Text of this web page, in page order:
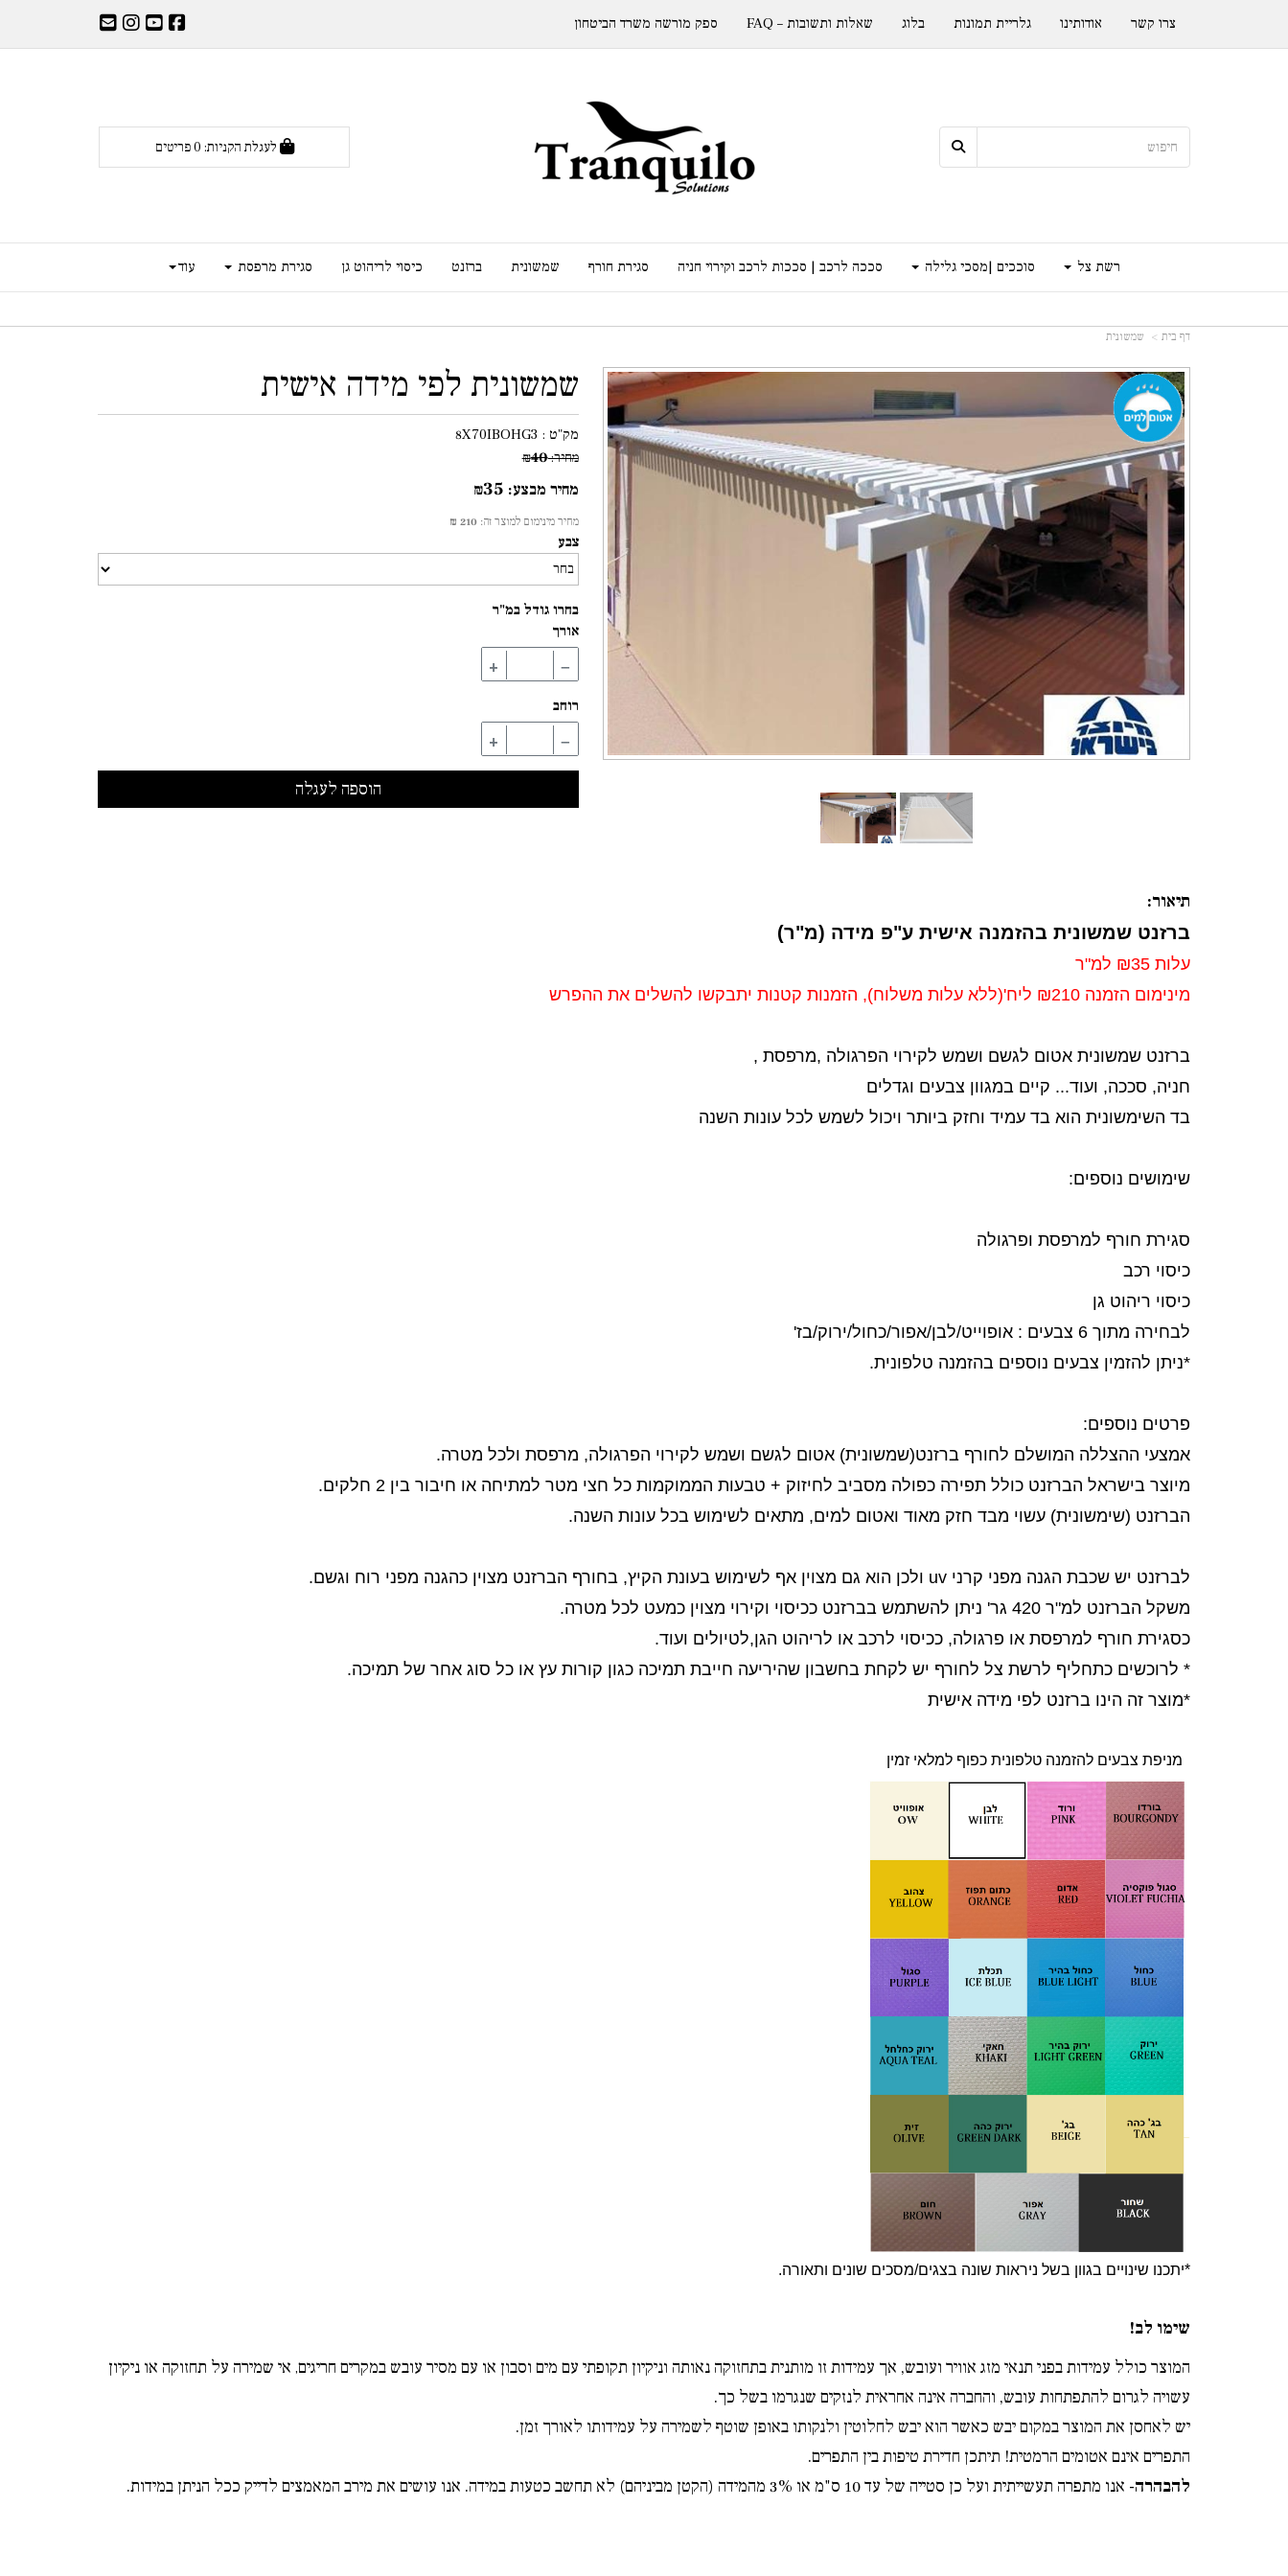
0פריטים
רשת צל סוככים |מסכי גלילה סככה לרכב | סככות לרכב וקירוי חניה סגירת חורף שמשונית ברזנט כיסוי לריהוט גן סגירת מרפסת עוד
צרו קשר אודותינו גלריית תמונות בלוג שאלות ותשובות – FAQ ספק מורשה משרד הביטחון
דף בית שמשונית
שמשונית לפי מידה אישית
מק"ט : 8X70IBOHG3
מחיר: ₪40
מחיר מבצע: ₪35
מחיר מינימום למוצר זה:210 ₪
צבע
בחרו גודל במ"ר
אורך
−
+
רוחב
−
+
תיאור:
ברזנט שמשונית בהזמנה אישית ע"פ מידה (מ"ר)
עלות ₪35 למ"ר
מינימום הזמנה ₪210 ליח'(ללא עלות משלוח), הזמנות קטנות יתבקשו להשלים את ההפרש
ברזנט שמשונית אטום לגשם ושמש לקירוי הפרגולה ,מרפסת ,
חניה, סככה, ועוד... קיים במגוון צבעים וגדלים
בד השימשונית הוא בד עמיד וחזק ביותר ויכול לשמש לכל עונות השנה
שימושים נוספים:
סגירת חורף למרפסת ופרגולה
כיסוי רכב
כיסוי ריהוט גן
לבחירה מתוך 6 צבעים : אופוייט/לבן/אפור/כחול/ירוק/בז'
*ניתן להזמין צבעים נוספים בהזמנה טלפונית.
פרטים נוספים:
אמצעי ההצללה המושלם לחורף ברזנט(שמשונית) אטום לגשם ושמש לקירוי הפרגולה, מרפסת ולכל מטרה.
מיוצר בישראל הברזנט כולל תפירה כפולה מסביב לחיזוק + טבעות הממוקמות כל חצי מטר למתיחה או חיבור בין 2 חלקים.
הברזנט (שימשונית) עשוי מבד חזק מאוד ואטום למים, מתאים לשימוש בכל עונות השנה.
לברזנט יש שכבת הגנה מפני קרני uv ולכן הוא גם מצוין אף לשימוש בעונת הקיץ, בחורף הברזנט מצוין כהגנה מפני רוח וגשם.
משקל הברזנט למ"ר 420 גר' ניתן להשתמש בברזנט ככיסוי וקירוי מצוין כמעט לכל מטרה.
כסגירת חורף למרפסת או פרגולה, ככיסוי לרכב או לריהוט הגן,לטיולים ועוד.
* לרוכשים כתחליף לרשת צל לחורף יש לקחת בחשבון שהיריעה חייבת תמיכה כגון קורות עץ או כל סוג אחר של תמיכה.
*מוצר זה הינו ברזנט לפי מידה אישית
מניפת צבעים להזמנה טלפונית כפוף למלאי זמין
*יתכנו שינויים בגוון בשל ניראות שונה בצגים/מסכים שונים ותאורה.
שימו לב!
המוצר כולל עמידות בפני תנאי מזג אוויר ועובש, אך עמידות זו מותנית בתחזוקה נאותה וניקיון תקופתי עם מים וסבון או עם מסיר עובש במקרים חריגים, אי שמירה על תחזוקה או ניקיון
עשויה לגרום להתפתחות עובש, והחברה אינה אחראית לנזקים שנגרמו בשל כך.
יש לאחסן את המוצר במקום יבש כאשר הוא יבש לחלוטין ולנקותו באופן שוטף לשמירה על עמידותו לאורך זמן.
התפרים אינם אטומים הרמטית! תיתכן חדירת טיפות בין התפרים.
להבהרה- אנו מתפרה תעשייתית ועל כן סטייה של עד 10 ס"מ או 3% מהמידה (הקטן מביניהם) לא תחשב כטעות במידה. אנו עושים את מירב המאמצים לדייק ככל הניתן במידות.